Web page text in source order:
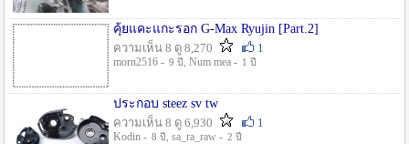
คุ้ยแคะแกะรอก G-Max Ryujin [Part.2]
ความเห็น 8 ดู 8,270
1
morn2516 - 9 ปี , Num mea - 1 ปี
ประกอบ steez sv tw
ความเห็น 8 ดู 6,930
1
Kodin - 8 ปี , sa_ra_raw - 2 ปี